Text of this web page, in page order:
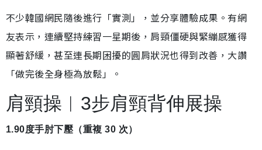
不少韓國網民隨後進行「實測」，並分享體驗成果。有網
友表示，連續堅持練習一星期後，肩頸僵硬與緊繃感獲得
顯著舒緩，甚至連長期困擾的圓肩狀況也得到改善，大讚
「做完後全身極為放鬆」。
肩頸操︱3步肩頸背伸展操
1.90度手肘下壓（重複 30 次）